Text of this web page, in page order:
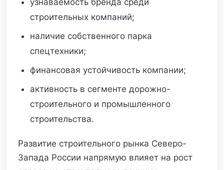
узнаваемость бренда среди
строительных компаний;
наличие собственного парка
спецтехники;
финансовая устойчивость компании;
активность в сегменте дорожно-
строительного и промышленного
строительства.
Развитие строительного рынка Северо-
Запада России напрямую влияет на рост